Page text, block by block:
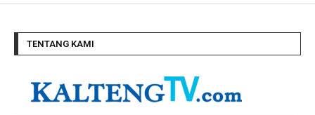
TENTANG KAMI